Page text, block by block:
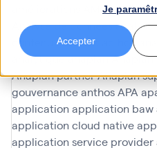
Je
Accepter
AMOA Infinoé
Analyse de donnéesanalyse
contenu
analyses ad hoc
analytiqueanaplan
Anaplan partnerAnaplan
gouvernanceanthosAPA
application application baw
application cloud native
application service provider